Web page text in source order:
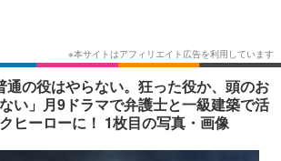
その他
の役はやらない。狂った役か、頭のお
い」月9ドラマで弁護士と一級建築で活
ヒーローに！ 1枚目の写真・画像